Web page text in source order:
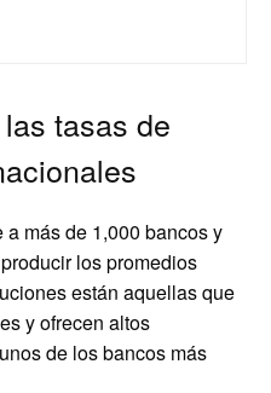
tasas de
más de 1,000 bancos y
los promedios
están aquellas que
y ofrecen altos
de los bancos más